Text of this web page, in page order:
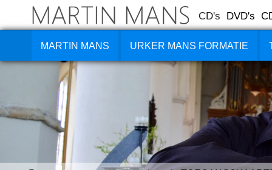
CD's DVD's
MARTIN MANS URKER MANS FORMATIE